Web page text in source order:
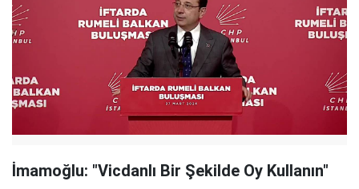
İmamoğlu: "Vicdanlı Bir Şekilde Oy Kullanın"